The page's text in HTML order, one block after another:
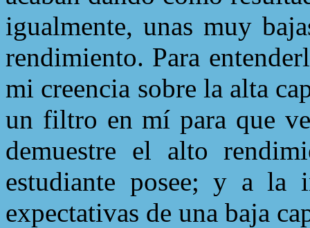
igualmente, unas muy
rendimiento. Para
mi creencia sobre la alta
un filtro en mí para que
demuestre el alto
estudiante posee; y a la
expectativas de una baja